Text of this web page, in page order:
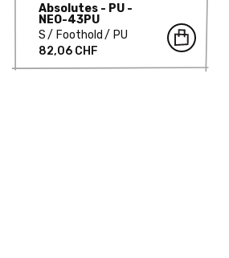
Absolutes - PU -
NEO-43PU
S
Foothold
PU
82,06 CHF